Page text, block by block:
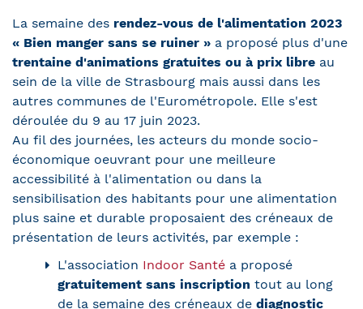
La semaine des rendez-vous de l'alimentation 2023
« Bien manger sans se ruiner » a proposé plus d'une
trentaine d'animations gratuites ou à prix libre au
sein de la ville de Strasbourg mais aussi dans les
autres communes de l'Eurométropole. Elle s'est
déroulée du 9 au 17 juin 2023.
Au fil des journées, les acteurs du monde socio-
économique oeuvrant pour une meilleure
accessibilité à l'alimentation ou dans la
sensibilisation des habitants pour une alimentation
plus saine et durable proposaient des créneaux de
présentation de leurs activités, par exemple :
L'association Indoor Santé a proposé
gratuitement sans inscription tout au long
de la semaine des créneaux de diagnostic